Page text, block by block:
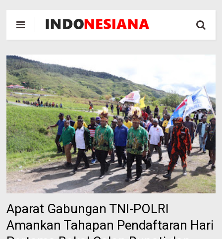
Aparat Gabungan TNI-POLRI
Amankan Tahapan Pendaftaran Hari